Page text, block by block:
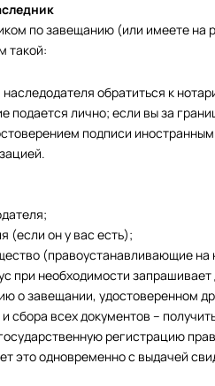
по завещанию (или имеете на
такой:
обратиться к
подается лично; если вы за
подписи
(если он у вас есть);
(правоустанавливающие на
при необходимости
о завещании, удостоверенном
сбора всех документов –
регистрацию
это одновременно с выдачей